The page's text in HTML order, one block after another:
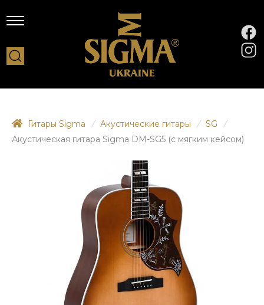
Гитары Sigma / Акустические гитары / SG
/
Акустическая гитара Sigma DM-SG5 (с мягким кейсом)